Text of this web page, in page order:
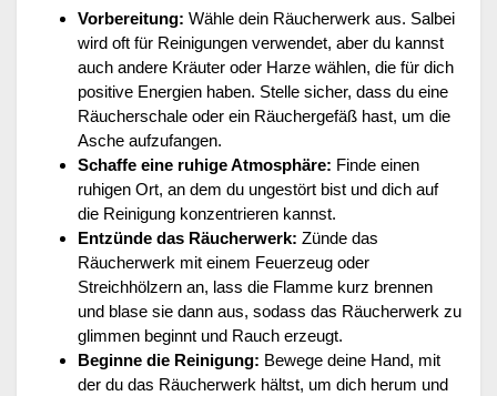
Vorbereitung: Wähle dein Räucherwerk aus. Salbei
wird oft für Reinigungen verwendet, aber du kannst
auch andere Kräuter oder Harze wählen, die für dich
positive Energien haben. Stelle sicher, dass du eine
Räucherschale oder ein Räuchergefäß hast, um die
Asche aufzufangen.
Schaffe eine ruhige Atmosphäre: Finde einen
ruhigen Ort, an dem du ungestört bist und dich auf
die Reinigung konzentrieren kannst.
Entzünde das Räucherwerk: Zünde das
Räucherwerk mit einem Feuerzeug oder
Streichhölzern an, lass die Flamme kurz brennen
und blase sie dann aus, sodass das Räucherwerk zu
glimmen beginnt und Rauch erzeugt.
Beginne die Reinigung: Bewege deine Hand, mit
der du das Räucherwerk hältst, um dich herum und